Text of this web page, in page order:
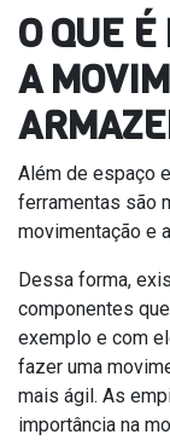
O QUE
A
Além de espaço
ferramentas são
movimentação e
Dessa forma,
componentes
exemplo e com
fazer uma
mais ágil. As
importância na